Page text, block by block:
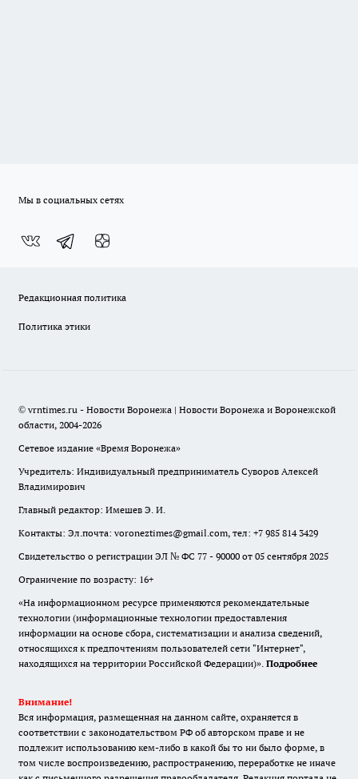
Мы в социальных сетях
Редакционная политика
Политика этики
© vrntimes.ru - Новости Воронежа | Новости Воронежа и Воронежской
области, 2004-2026
Сетевое издание «Время Воронежа»
Учредитель: Индивидуальный предприниматель Суворов Алексей
Владимирович
Главный редактор: Имешев Э. И.
Контакты: Эл.почта: voroneztimes@gmail.com, тел: +7 985 814 3429
Свидетельство о регистрации ЭЛ № ФС 77 - 90000 от 05 сентября 2025
Ограничение по возрасту: 16+
«На информационном ресурсе применяются рекомендательные
технологии (информационные технологии предоставления
информации на основе сбора, систематизации и анализа сведений,
относящихся к предпочтениям пользователей сети "Интернет",
находящихся на территории Российской Федерации)». Подробнее
Внимание!
Вся информация, размещенная на данном сайте, охраняется в
соответствии с законодательством РФ об авторском праве и не
подлежит использованию кем-либо в какой бы то ни было форме, в
том числе воспроизведению, распространению, переработке не иначе